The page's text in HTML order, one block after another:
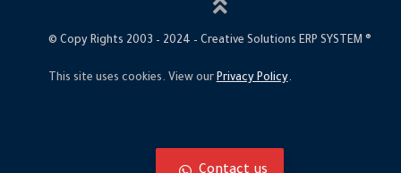
© Copy Rights 2003 – 2024 – Creative Solutions ERP SYSTEM ®
This site uses cookies. View our Privacy Policy.